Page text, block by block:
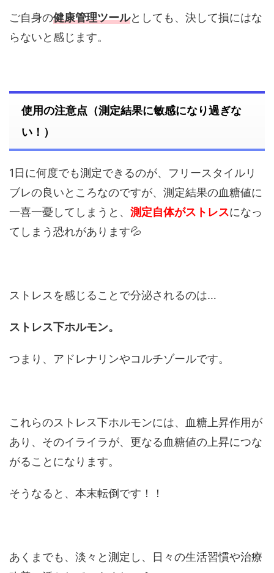
ご自身の健康管理ツールとしても、決して損にはな
らないと感じます。
使用の注意点（測定結果に敏感になり過ぎな
い！）
1日に何度でも測定できるのが、フリースタイルリ
ブレの良いところなのですが、測定結果の血糖値に
一喜一憂してしまうと、 測定自体がストレスになっ
てしまう恐れがあります💦
ストレスを感じることで分泌されるのは…
ストレス下ホルモン。
つまり、アドレナリンやコルチゾールです。
これらのストレス下ホルモンには、血糖上昇作用が
あり、そのイライラが、更なる血糖値の上昇につな
がることになります。
そうなると、本末転倒です！！
あくまでも、淡々と測定し、日々の生活習慣や治療